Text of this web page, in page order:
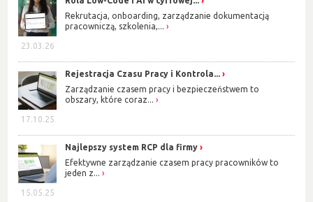
23.03.26
Rekrutacja, onboarding, zarządzanie dokumentacją
pracowniczą, szkolenia,...
17.10.25
Rejestracja Czasu Pracy i Kontrola...
Zarządzanie czasem pracy i bezpieczeństwem to
obszary, które coraz...
15.05.25
Najlepszy system RCP dla firmy
Efektywne zarządzanie czasem pracy pracowników to
jeden z...